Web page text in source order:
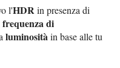
l'HDRin presenza di
frequenza di
luminositàin base alle tu